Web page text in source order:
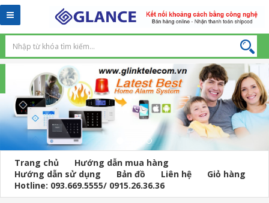
Toggle
navigation
Trang chủ
Hướng dẫn mua hàng
Hướng dẫn sử dụng
Bản đồ Liên hệ
Giỏ hàng
Hotline: 093.669.5555/ 0915.26.36.36